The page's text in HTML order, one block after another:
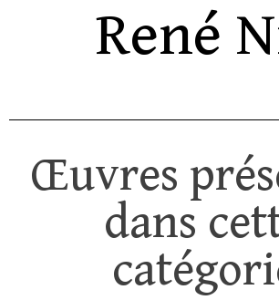
René
Œuvres
dans